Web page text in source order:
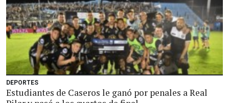
DEPORTES
Estudiantes de Caseros le ganó por penales a Real